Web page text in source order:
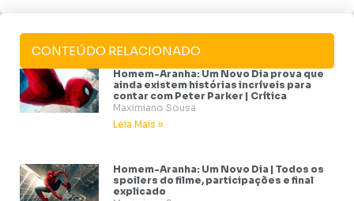
CONTEÚDO RELACIONADO
Homem-Aranha: Um Novo Dia prova que
ainda existem histórias incríveis para
contar com Peter Parker | Crítica
Maximiano Sousa
Leia Mais »
Homem-Aranha: Um Novo Dia | Todos os
spoilers do filme, participações e final
explicado